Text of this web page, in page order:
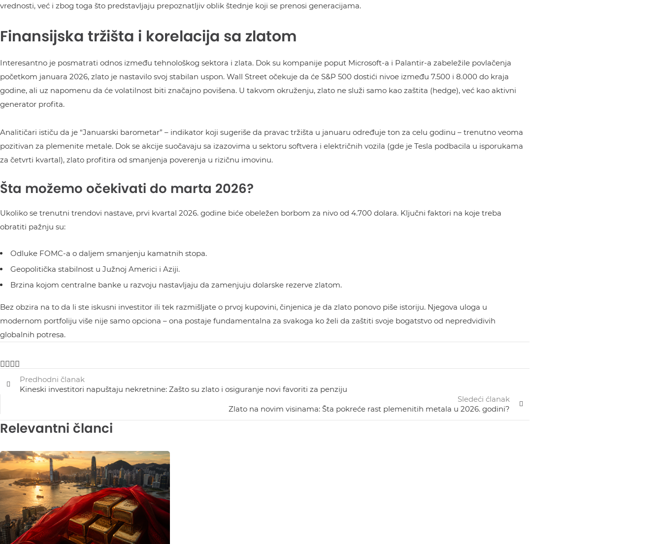
vrednosti, već i zbog toga što predstavljaju prepoznatljiv oblik štednje koji se prenosi generacijama.
Finansijska tržišta i korelacija sa zlatom
Interesantno je posmatrati odnos između tehnološkog sektora i zlata. Dok su kompanije poput Microsoft-a i Palantir-a zabeležile povlačenja
početkom januara 2026, zlato je nastavilo svoj stabilan uspon. Wall Street očekuje da će S&P 500 dostići nivoe između 7.500 i 8.000 do kraja
godine, ali uz napomenu da će volatilnost biti značajno povišena. U takvom okruženju, zlato ne služi samo kao zaštita (hedge), već kao aktivni
generator profita.
Analitičari ističu da je “Januarski barometar” – indikator koji sugeriše da pravac tržišta u januaru određuje ton za celu godinu – trenutno veoma
pozitivan za plemenite metale. Dok se akcije suočavaju sa izazovima u sektoru softvera i električnih vozila (gde je Tesla podbacila u isporukama
za četvrti kvartal), zlato profitira od smanjenja poverenja u rizičnu imovinu.
Šta možemo očekivati do marta 2026?
Ukoliko se trenutni trendovi nastave, prvi kvartal 2026. godine biće obeležen borbom za nivo od 4.700 dolara. Ključni faktori na koje treba
obratiti pažnju su:
Odluke FOMC-a o daljem smanjenju kamatnih stopa.
Geopolitička stabilnost u Južnoj Americi i Aziji.
Brzina kojom centralne banke u razvoju nastavljaju da zamenjuju dolarske rezerve zlatom.
Bez obzira na to da li ste iskusni investitor ili tek razmišljate o prvoj kupovini, činjenica je da zlato ponovo piše istoriju. Njegova uloga u
modernom portfoliju više nije samo opciona – ona postaje fundamentalna za svakoga ko želi da zaštiti svoje bogatstvo od nepredvidivih
globalnih potresa.
Predhodni članak
Kineski investitori napuštaju nekretnine: Zašto su zlato i osiguranje novi favoriti za penziju
Sledeći ćlanak
Zlato na novim visinama: Šta pokreće rast plemenitih metala u 2026. godini?
Relevantni članci